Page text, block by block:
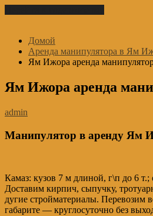
Домой
Аренда манипулятора в Ям
Ям Ижора аренда
Ям Ижора аренда
admin
Манипулятор в аренду Ям
Камаз: кузов 7 м длиной, г\п до 6 т.;
Доставим кирпич, сыпучку,
дугие стройматериалы. Перевозим
габарите — круглосуточно без